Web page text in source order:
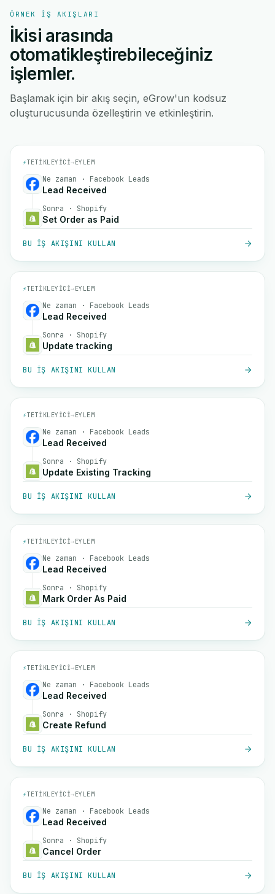
ÖRNEK IŞ AKIŞLARI
İkisi arasında
otomatikleştirebileceğiniz
işlemler.
Başlamak için bir akış seçin, eGrow'un kodsuz
oluşturucusunda özelleştirin ve etkinleştirin.
⚡TETIKLEYICI→EYLEM
Ne zaman · Facebook Leads
Lead Received
Sonra · Shopify
Set Order as Paid
BU IŞ AKIŞINI KULLAN
⚡TETIKLEYICI→EYLEM
Ne zaman · Facebook Leads
Lead Received
Sonra · Shopify
Update tracking
BU IŞ AKIŞINI KULLAN
⚡TETIKLEYICI→EYLEM
Ne zaman · Facebook Leads
Lead Received
Sonra · Shopify
Update Existing Tracking
BU IŞ AKIŞINI KULLAN
⚡TETIKLEYICI→EYLEM
Ne zaman · Facebook Leads
Lead Received
Sonra · Shopify
Mark Order As Paid
BU IŞ AKIŞINI KULLAN
⚡TETIKLEYICI→EYLEM
Ne zaman · Facebook Leads
Lead Received
Sonra · Shopify
Create Refund
BU IŞ AKIŞINI KULLAN
⚡TETIKLEYICI→EYLEM
Ne zaman · Facebook Leads
Lead Received
Sonra · Shopify
Cancel Order
BU IŞ AKIŞINI KULLAN